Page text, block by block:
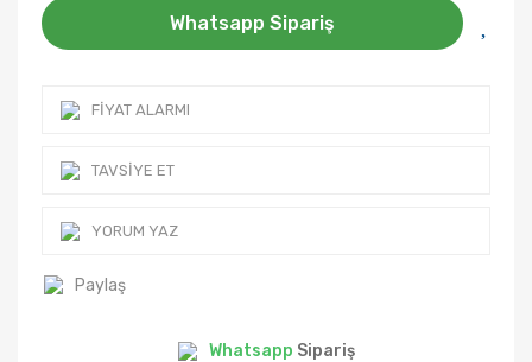
Whatsapp Sipariş
FIYAT ALARMI
TAVSIYE ET
YORUM YAZ
Paylaş
Whatsapp Sipariş